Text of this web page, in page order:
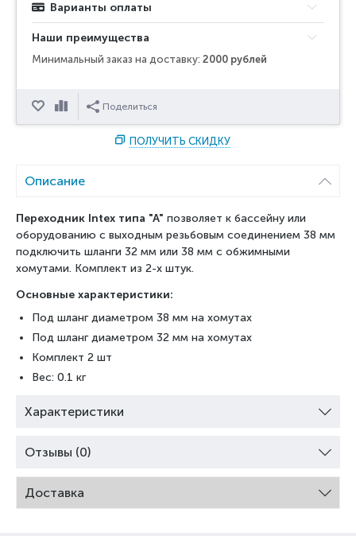
Варианты оплаты
Наши преимущества
Минимальный заказ на доставку: 2000 рублей
ОтложитьСравнитьПоделиться
ПОЛУЧИТЬ СКИДКУ
Описание
Переходник Intex типа "А" позволяет к бассейну или
оборудованию с выходным резьбовым соединением 38 мм
подключить шланги 32 мм или 38 мм с обжимными
хомутами. Комплект из 2-х штук.
Основные характеристики:
Под шланг диаметром 38 мм на хомутах
Под шланг диаметром 32 мм на хомутах
Комплект 2 шт
Вес: 0.1 кг
Характеристики
Отзывы (0)
Доставка